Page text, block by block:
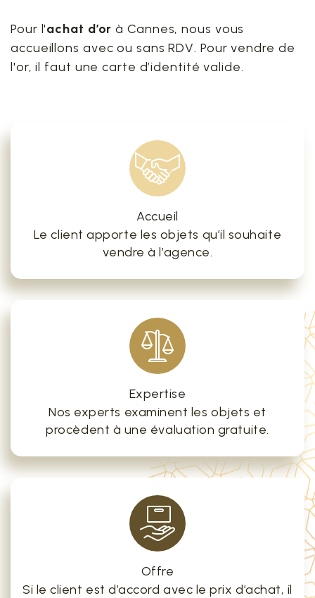
Pour l'achat d’or à Cannes, nous vous
accueillons avec ou sans RDV. Pour vendre de
l'or, il faut une carte d’identité valide.
Accueil
Le client apporte les objets qu’il souhaite
vendre à l’agence.
Expertise
Nos experts examinent les objets et
procèdent à une évaluation gratuite.
Offre
Si le client est d’accord avec le prix d’achat, il